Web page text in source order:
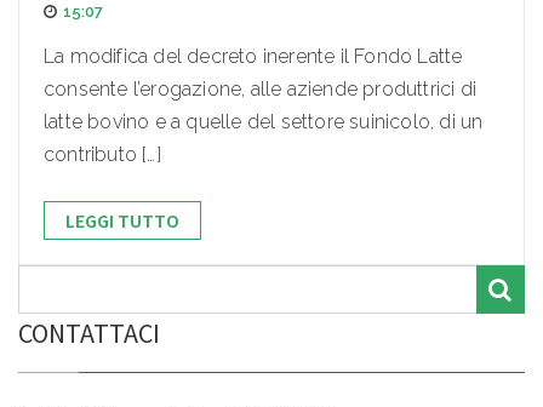
15:07
La modifica del decreto inerente il Fondo Latte
consente l’erogazione, alle aziende produttrici di
latte bovino e a quelle del settore suinicolo, di un
contributo […]
LEGGI TUTTO
CONTATTACI